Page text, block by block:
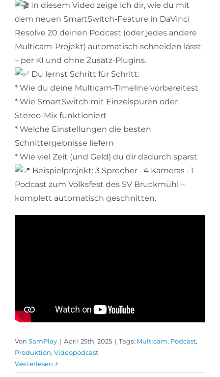
In diesem Video zeige ich dir, wie du mit
dem neuen SmartSwitch-Feature in DaVinci
Resolve 20 deinen Podcast (oder jedes andere
Multicam-Projekt) automatisch schneiden lässt
– per KI und ohne Zusatz-Plugins.
Du lernst Schritt für Schritt:
* Wie du deine Multicam-Timeline vorbereitest
* Wie SmartSwitch mit Einzelspuren oder
Stereo-Mix funktioniert
* Welche Einstellungen die besten
Schnittergebnisse liefern
* Wie viel Zeit (und Geld) du dir dadurch sparst
Beispielprojekt: 3 Sprecher · 4 Kameras · 1
Podcast zum Volksfest des SV Bruckmühl –
komplett automatisch geschnitten.
Von SamPlay | April 25th, 2025 | Tags: Multicam, Podcast,
Produktion, Videopodcast
Weiterlesen